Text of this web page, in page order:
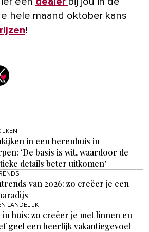
hele maand oktober kans
!
in een herenhuis in
‘De basis is wit, waardoor de
details beter uitkomen’
van 2026: zo creëer je een
LANDELIJK
huis: zo creëer je met linnen en
geel een heerlijk vakantiegevoel